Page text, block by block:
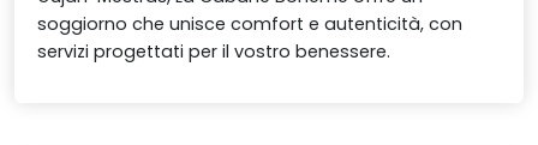
soggiorno che unisce comfort e autenticità, con
servizi progettati per il vostro benessere.